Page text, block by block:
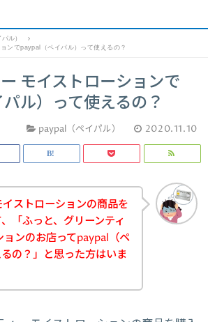
ル）
ンでpaypal（ペイパル）って使えるの？
モイストローションで
ル）って使えるの？
paypal（ペイパル） 2020.11.10
ストローションの商品を
「ふっと、グリーンティ
ョンのお店ってpaypal（ペ
の？」と思った方はいま